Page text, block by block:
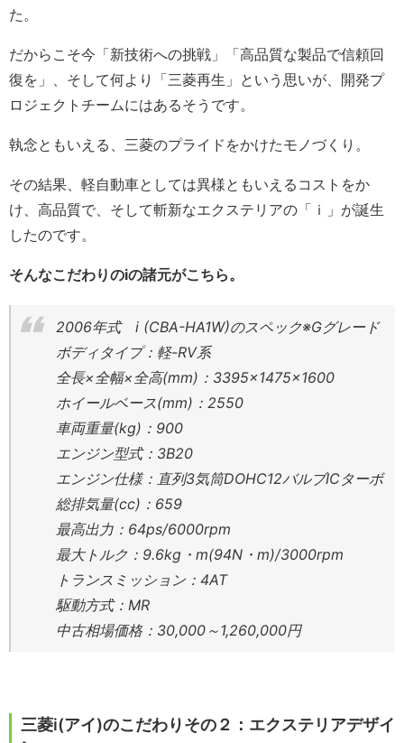
た。
だからこそ今「新技術への挑戦」「高品質な製品で信頼回
復を」、そして何より「三菱再生」という思いが、開発プ
ロジェクトチームにはあるそうです。
執念ともいえる、三菱のプライドをかけたモノづくり。
その結果、軽自動車としては異様ともいえるコストをか
け、高品質で、そして斬新なエクステリアの「ｉ」が誕生
したのです。
そんなこだわりのiの諸元がこちら。
2006年式 i (CBA-HA1W)のスペック※Gグレード
ボディタイプ：軽-RV系
全長×全幅×全高(mm)：3395×1475×1600
ホイールベース(mm)：2550
車両重量(kg)：900
エンジン型式：3B20
エンジン仕様：直列3気筒DOHC12バルブICターボ
総排気量(cc)：659
最高出力：64ps/6000rpm
最大トルク：9.6kg・m(94N・m)/3000rpm
トランスミッション：4AT
駆動方式：MR
中古相場価格：30,000～1,260,000円
三菱i(アイ)のこだわりその２：エクステリアデザイ